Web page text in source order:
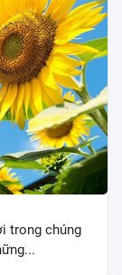
trong chúng